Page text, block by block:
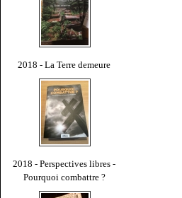
2018 - La Terre demeure
2018 - Perspectives libres -
Pourquoi combattre ?